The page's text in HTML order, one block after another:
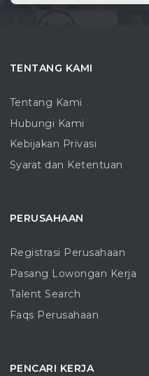
TENTANG KAMI
Tentang Kami
Hubungi Kami
Kebijakan Privasi
Syarat dan Ketentuan
PERUSAHAAN
Registrasi Perusahaan
Pasang Lowongan Kerja
Talent Search
Faqs Perusahaan
PENCARI KERJA